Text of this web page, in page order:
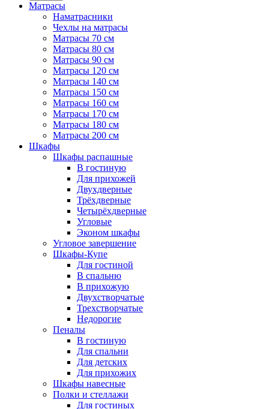
Матрасы
Наматрасники
Чехлы на матрасы
Матрасы 70 см
Матрасы 80 см
Матрасы 90 см
Матрасы 120 см
Матрасы 140 см
Матрасы 150 см
Матрасы 160 см
Матрасы 170 см
Матрасы 180 см
Матрасы 200 см
Шкафы
Шкафы распашные
В гостиную
Для прихожей
Двухдверные
Трёхдверные
Четырёхдверные
Угловые
Эконом шкафы
Угловое завершение
Шкафы-Купе
Для гостиной
В спальню
В прихожую
Двухстворчатые
Трехстворчатые
Недорогие
Пеналы
В гостиную
Для спальни
Для детских
Для прихожих
Шкафы навесные
Полки и стеллажи
Для гостиных